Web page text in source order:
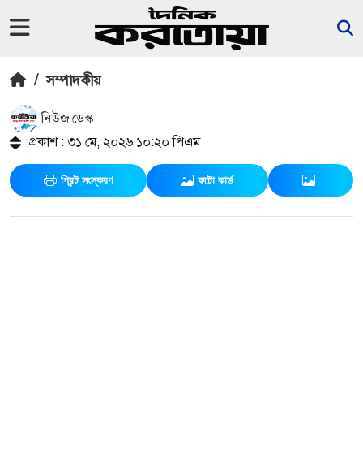
/ সম্পাদকীয়
নিউজ ডেস্ক
প্রকাশ : ৩১ মে, ২০২৬ ১০:২০ পিএম
প্রিন্ট সংস্করণ ফটো কার্ড